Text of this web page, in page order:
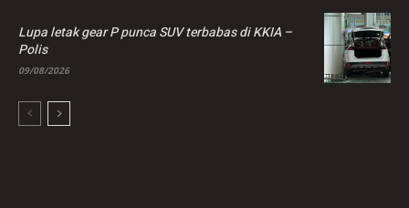
Lupa letak gear P punca SUV terbabas di KKIA –
Polis
09/08/2026